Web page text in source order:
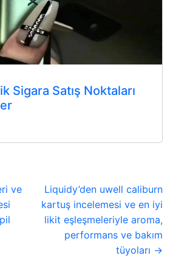
Sigara Satış Noktaları
ve
Liquidy’den uwell caliburn
kartuş incelemesi ve en iyi
likit eşleşmeleriyle aroma,
performans ve bakım
tüyoları →